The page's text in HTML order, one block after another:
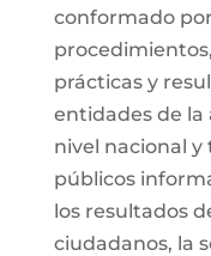
conformado
prácticas y
entidades de
nivel nacional y
públicos
los resultados
ciudadanos, la